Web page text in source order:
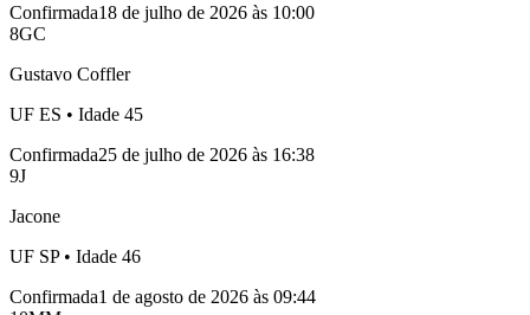
Confirmada18 de julho de 2026 às 10:00
8GC
Gustavo Coffler
UF ES • Idade 45
Confirmada25 de julho de 2026 às 16:38
9J
Jacone
UF SP• Idade 46
Confirmada1 de agosto de 2026 às 09:44